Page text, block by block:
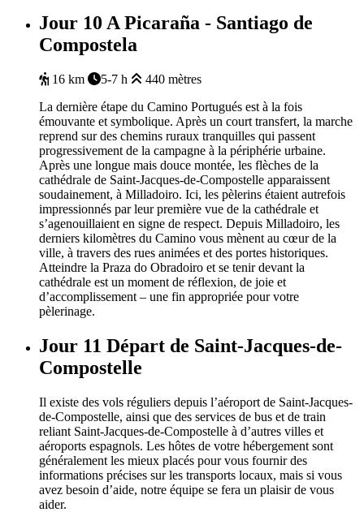
Jour 10 A Picaraña - Santiago de
Compostela
16 km 5-7 h
440 mètres
La dernière étape du Camino Portugués est à la fois
émouvante et symbolique. Après un court transfert, la marche
reprend sur des chemins ruraux tranquilles qui passent
progressivement de la campagne à la périphérie urbaine.
Après une longue mais douce montée, les flèches de la
cathédrale de Saint-Jacques-de-Compostelle apparaissent
soudainement, à Milladoiro. Ici, les pèlerins étaient autrefois
impressionnés parleurpremière vue de la cathédrale et
s’agenouillaient en signe de respect. Depuis Milladoiro, les
derniers kilomètres du Camino vous mènent au cœurde la
ville, à travers des rues animées et des portes historiques.
Atteindre la Praza do Obradoiro et se tenir devant la
cathédrale est un moment de réflexion, de joie et
d’accomplissement – une fin appropriée pourvotre
pèlerinage.
Jour 11 Départ de Saint-Jacques-de-
Compostelle
Il existe des vols réguliers depuis l’aéroport de Saint-Jacques-
de-Compostelle, ainsi que des services de bus et de train
reliant Saint-Jacques-de-Compostelle à d’autres villes et
aéroports espagnols. Les hôtes de votre hébergement sont
généralement les mieux placés pour vous fournir des
informations précises sur les transports locaux, mais si vous
avez besoin d’aide, notre équipe se fera un plaisir de vous
aider.